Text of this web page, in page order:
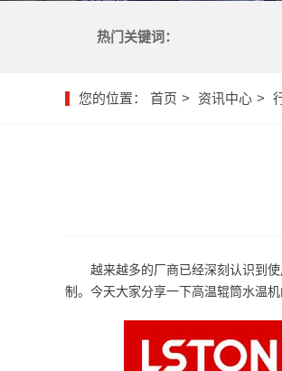
热门关键词：
您的位置： 首页 资讯中心
越来越多的厂商已经深刻认识到使
制。今天大家分享一下高温辊筒水温机